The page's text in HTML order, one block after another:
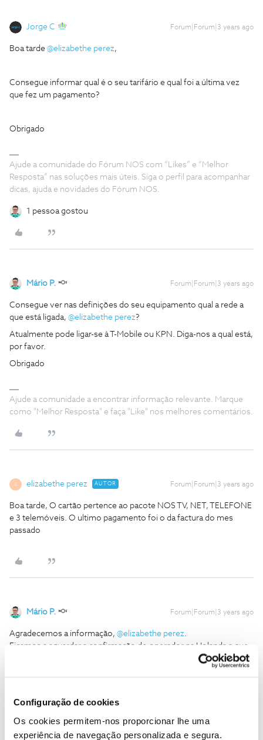
Configuração de cookies
Os cookies permitem-nos proporcionar lhe uma
experiência de navegação personalizada e segura.
Jorge C Forum|Forum|3 years ago
Boa tarde @elizabethe perez,
Consegue informar qual é o seu tarifário e qual foi a última vez
que fez um pagamento?
Obrigado
Ajude a comunidade do Fórum NOS com “Likes” e “Melhor
Resposta” nas soluções mais úteis. Siga o perfil para acompanhar
dicas, ajuda e novidades do Fórum NOS.
1 pessoa gostou
Mário P. Forum|Forum|3 years ago
Consegue ver nas definições do seu equipamento qual a rede a
que está ligada, @elizabethe perez?
Atualmente pode ligar-se à T-Mobile ou KPN. Diga-nos a qual está,
por favor.
Obrigado
Ajude a comunidade a encontrar informação relevante. Marque
como "Melhor Resposta" e faça "Like" nos melhores comentários.
E elizabethe perez AUTOR Forum|Forum|3 years ago
Boa tarde, O cartão pertence ao pacote NOS TV, NET, TELEFONE
e 3 telemóveis. O ultimo pagamento foi o da factura do mes
passado
Mário P. Forum|Forum|3 years ago
Agradecemos a informação, @elizabethe perez.
Ficamos a aguardar a confirmação do operador na Holanda a que
Ajude a comunidade a encontrar informação relevante. Marque
como "Melhor Resposta" e faça "Like" nos melhores comentários.